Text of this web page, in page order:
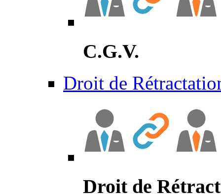
C.G.V.
Droit de
Droit de